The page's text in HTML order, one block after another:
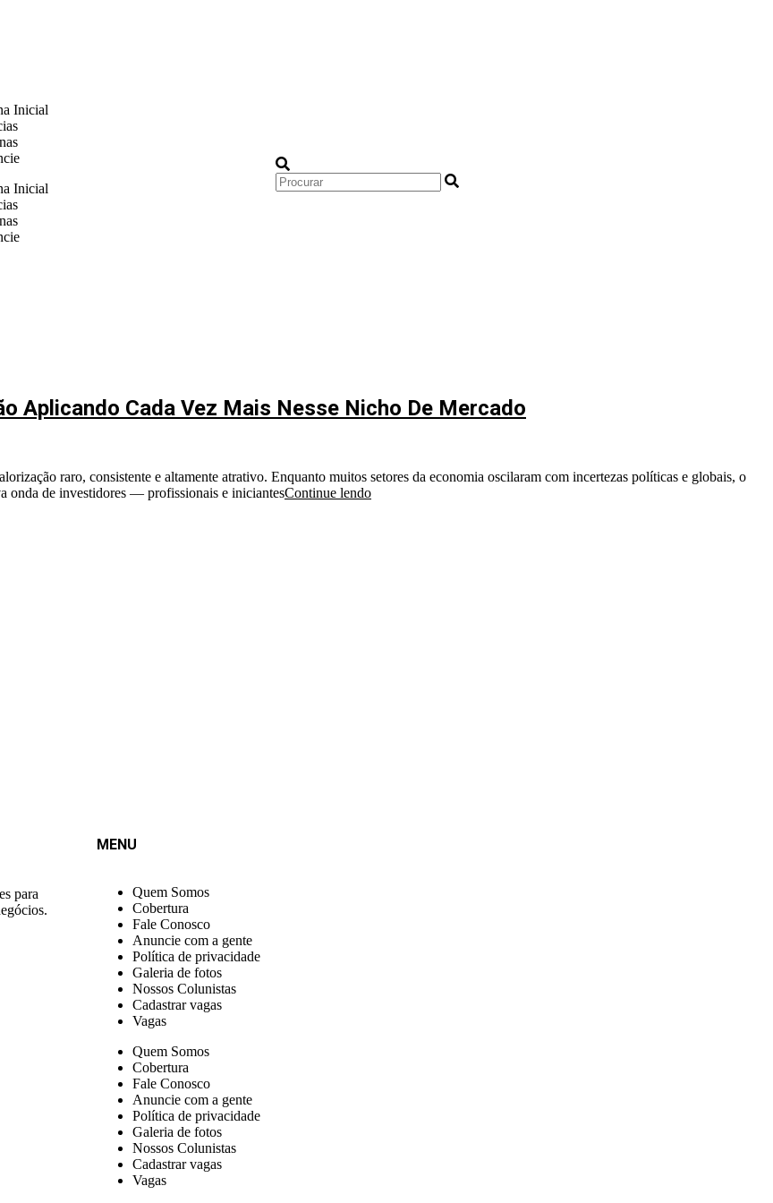
Inicial
Inicial
Aplicando Cada Vez Mais Nesse Nicho De Mercado
raro, consistente e altamente atrativo. Enquanto muitos setores da economia oscilaram com incertezas políticas e globais, o
onda de investidores — profissionais e iniciantesContinue lendo
para
MENU
Quem Somos
Cobertura
Fale Conosco
Anuncie com a gente
Política de privacidade
Galeria de fotos
Nossos Colunistas
Cadastrar vagas
Vagas
Quem Somos
Cobertura
Fale Conosco
Anuncie com a gente
Política de privacidade
Galeria de fotos
Nossos Colunistas
Cadastrar vagas
Vagas